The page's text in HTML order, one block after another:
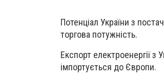
Потенціал України з
торгова потужність.
Експорт електроенергії з
імпортується до Європи.